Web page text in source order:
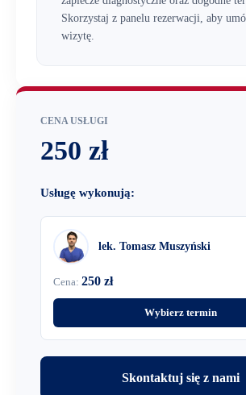
Skorzystaj z panelu rezerwacji, aby
wizytę.
CENA USŁUGI
250 zł
Usługę wykonują:
lek. Tomasz Muszyński
Cena: 250 zł
Wybierz termin
Skontaktuj się z nami